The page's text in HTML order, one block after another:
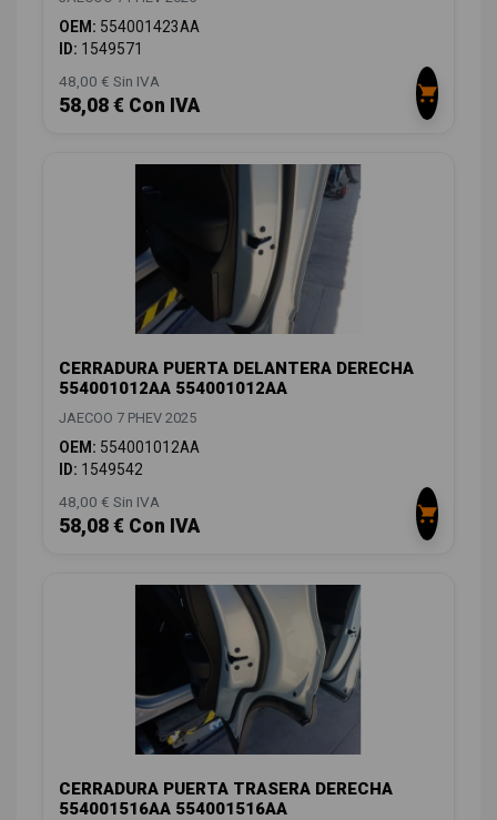
OEM: 554001423AA
ID: 1549571
48,00 € Sin IVA
58,08 € Con IVA
CERRADURA PUERTA DELANTERA DERECHA
554001012AA 554001012AA
JAECOO 7 PHEV 2025
OEM: 554001012AA
ID: 1549542
48,00 € Sin IVA
58,08 € Con IVA
CERRADURA PUERTA TRASERA DERECHA
554001516AA 554001516AA